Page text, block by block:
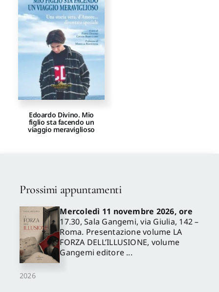
Proposte di pubblicazione
Gangemi Editore
Newsletter
Edoardo Divino. Mio
figlio sta facendo un
viaggio meraviglioso
Prossimi appuntamenti
2026
Mercoledì 11 novembre 2026, ore
17.30, Sala Gangemi, via Giulia, 142 –
Roma. Presentazione volume LA
FORZA DELL’ILLUSIONE, volume
Gangemi editore ...